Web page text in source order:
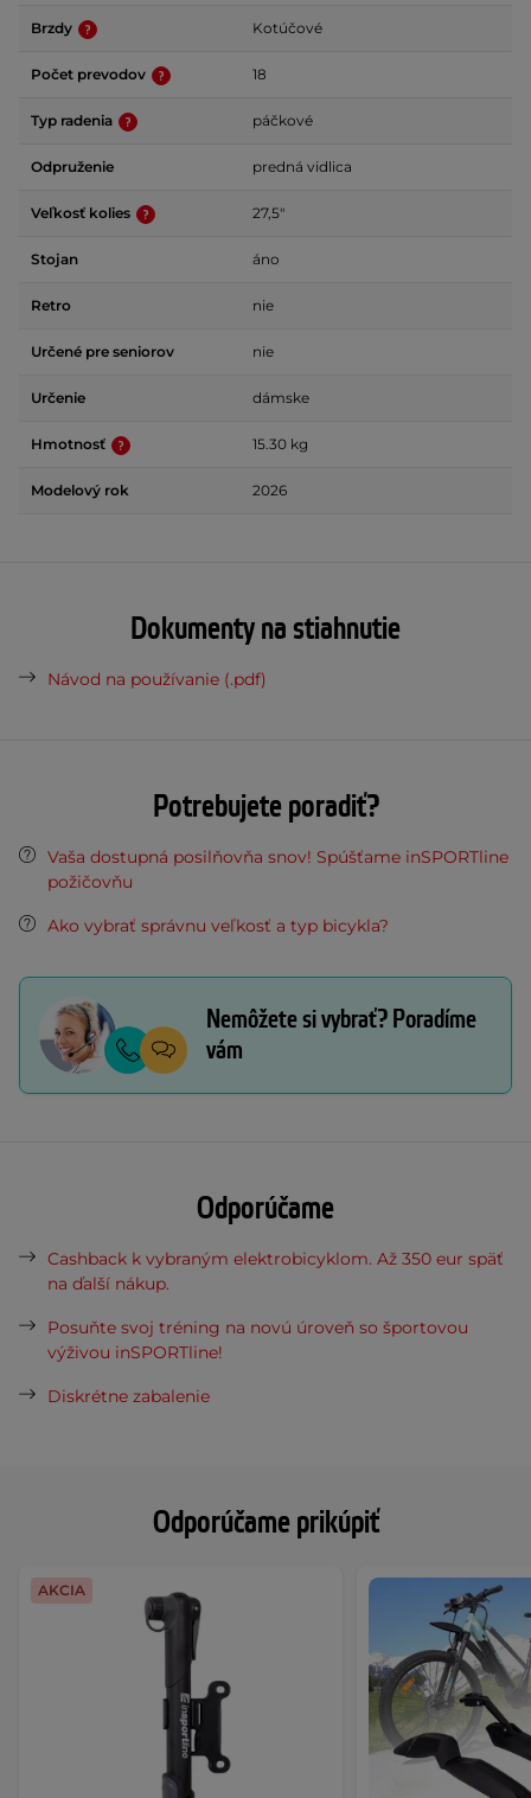
Odporúčame prikúpiť
AKCIA
Brzdy Kotúčové
Počet prevodov 18
Typ radenia páčkové
Odpruženie predná vidlica
Veľkosť kolies 27,5"
Stojan áno
Retro nie
Určené pre seniorov nie
Určenie dámske
Hmotnosť 15.30 kg
Modelový rok 2026
Dokumenty na stiahnutie
Návod na používanie (.pdf)
Potrebujete poradiť?
Vaša dostupná posilňovňa snov! Spúšťame inSPORTline
požičovňu
Ako vybrať správnu veľkosť a typ bicykla?
Nemôžete si vybrať? Poradíme
vám
Odporúčame
Cashback k vybraným elektrobicyklom. Až 350 eur späť
na ďalší nákup.
Posuňte svoj tréning na novú úroveň so športovou
výživou inSPORTline!
Diskrétne zabalenie